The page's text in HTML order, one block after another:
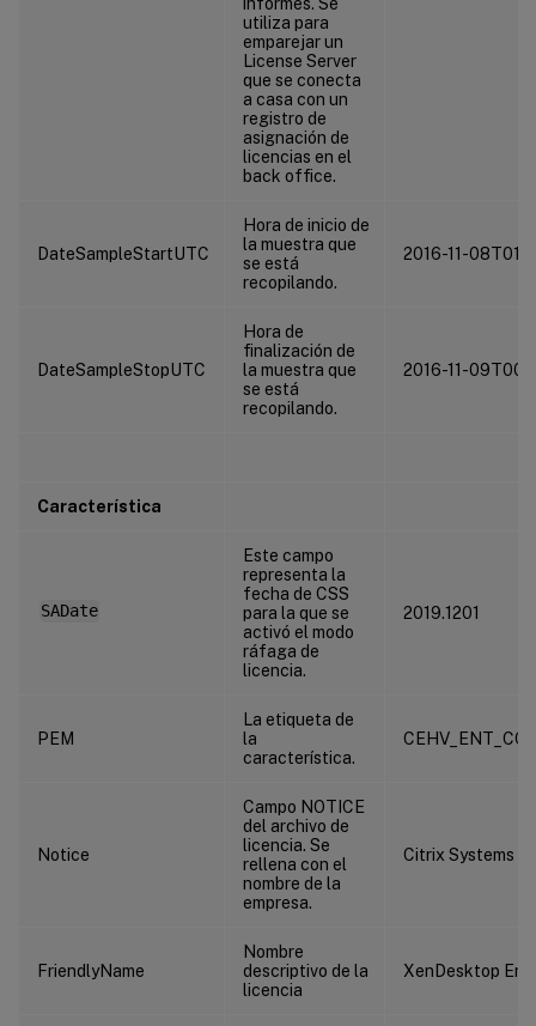
utiliza para
emparejar un
License Server
que se conecta
a casa con un
registro de
asignación de
licencias en el
back office.
DateSampleStartUTC
Hora de inicio de
la muestra que
se está
recopilando.
2016-11-
DateSampleStopUTC
Hora de
finalización de
la muestra que
se está
recopilando.
2016-11-
Característica
SADate
Este campo
representa la
fecha de CSS
para la que se
activó el modo
ráfaga de
licencia.
2019.1201
PEM
La etiqueta de
la
característica.
CEHV_ENT_CCS
Notice
Campo NOTICE
del archivo de
licencia. Se
rellena con el
nombre de la
empresa.
Citrix Systems
FriendlyName
Nombre
descriptivo de la
licencia
XenDesktop